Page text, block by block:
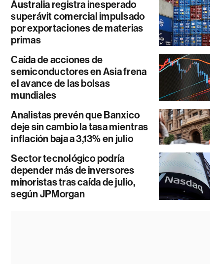
Australia registra inesperado
superávit comercial impulsado
por exportaciones de materias
primas
Caída de acciones de
semiconductores en Asia frena
el avance de las bolsas
mundiales
Analistas prevén que Banxico
deje sin cambio la tasa mientras
inflación baja a 3,13% en julio
Sector tecnológico podría
depender más de inversores
minoristas tras caída de julio,
según JPMorgan